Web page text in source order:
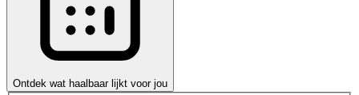
Ontdek wat haalbaar lijkt voor jou